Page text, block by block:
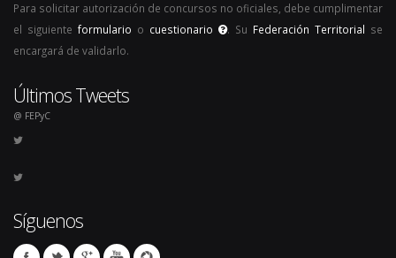
Para solicitar autorización de concursos no oficiales, debe cumplimentar
el siguiente formulario o cuestionario . Su Federación Territorial se
encargará de validarlo.
Últimos Tweets
@ FEPyC
Síguenos